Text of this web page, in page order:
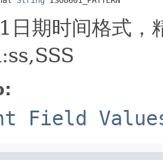
日期时间格式
Field